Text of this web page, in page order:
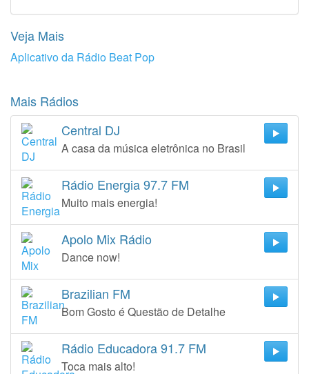
Veja Mais
Aplicativo da Rádio Beat Pop
Mais Rádios
Central DJ
A casa da música eletrônica no Brasil
Rádio Energia 97.7 FM
Muito mais energia!
Apolo Mix Rádio
Dance now!
Brazilian FM
Bom Gosto é Questão de Detalhe
Rádio Educadora 91.7 FM
Toca mais alto!